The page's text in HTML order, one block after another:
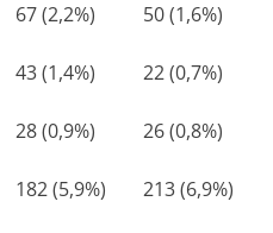
67 (2,2%) 50 (1,6%)
43 (1,4%) 22 (0,7%)
28 (0,9%) 26 (0,8%)
182 (5,9%) 213 (6,9%)